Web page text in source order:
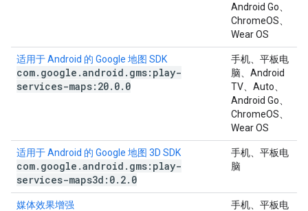
Android Go、
ChromeOS、
Wear OS
适用于 Android 的 Google 地图 SDK
com. google .android . gms:play-
services-maps:20. 0. 0
手机、平板电
脑、Android
TV、Auto、
Android Go、
ChromeOS、
Wear OS
适用于 Android 的 Google 地图 3D SDK
com. google .android . gms:play-
services-maps3d:0. 2. 0
手机、平板电
脑
媒体效果增强
手机、平板电